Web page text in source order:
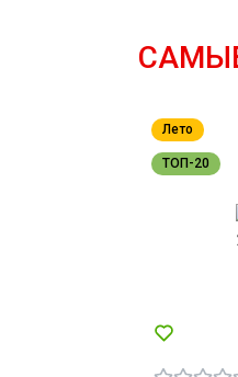
Лето
ТОП-20